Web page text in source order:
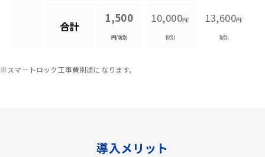
合計
1,500
円/税別
10,000円/
税別
13,600円/
税別
※スマートロック工事費別途になります。
導入メリット